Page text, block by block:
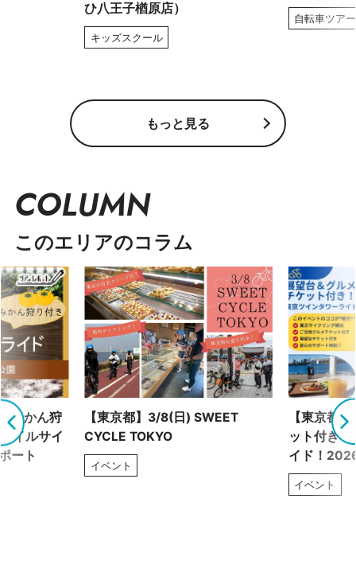
ひ八王子楢原店）
キッズスクール
自転車ツアー
もっと見る
COLUMN
このエリアのコラム
みかん狩
イルサイ
ート
【東京都】3/8(日) SWEET
CYCLE TOKYO
イベント
【東京都
ット付き
イド！
イベント